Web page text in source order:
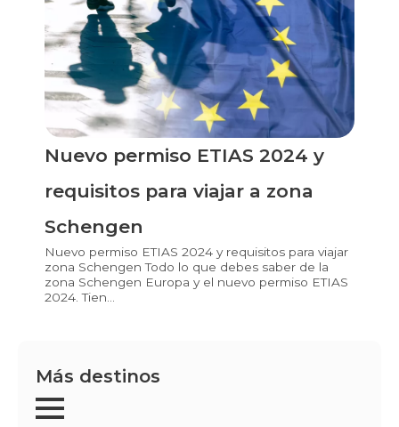
Nuevo permiso ETIAS 2024 y
requisitos para viajar a zona
Schengen
Nuevo permiso ETIAS 2024 y requisitos para viajar
zona Schengen Todo lo que debes saber de la
zona Schengen Europa y el nuevo permiso ETIAS
2024. Tien...
Más destinos